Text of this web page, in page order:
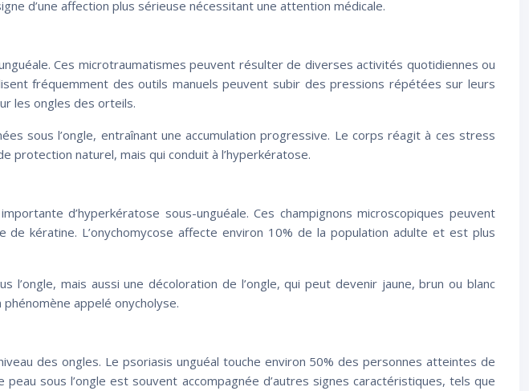
d’une affection plus sérieuse nécessitant une attention médicale.
Ces microtraumatismes peuvent résulter de diverses activités quotidiennes ou
fréquemment des outils manuels peuvent subir des pressions répétées sur leurs
les ongles des orteils.
sous l’ongle, entraînant une accumulation progressive. Le corps réagit à ces stress
protection naturel, mais qui conduit à l’hyperkératose.
d’hyperkératose sous-unguéale. Ces champignons microscopiques peuvent
kératine. L’onychomycose affecte environ 10% de la population adulte et est plus
l’ongle, mais aussi une décoloration de l’ongle, qui peut devenir jaune, brun ou blanc
appelé onycholyse.
des ongles. Le psoriasis unguéal touche environ 50% des personnes atteintes de
sous l’ongle est souvent accompagnée d’autres signes caractéristiques, tels que